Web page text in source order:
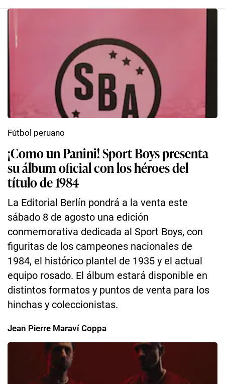
¡Como un Panini! Sport Boys presenta
su álbum oficial con los héroes del
título de 1984
La Editorial Berlín pondrá a la venta este
sábado 8 de agosto una edición
conmemorativa dedicada al Sport Boys, con
figuritas de los campeones nacionales de
1984, el histórico plantel de 1935 y el actual
equipo rosado. El álbum estará disponible en
distintos formatos y puntos de venta para los
hinchas y coleccionistas.
Fútbol peruano
Jean Pierre Maraví Coppa